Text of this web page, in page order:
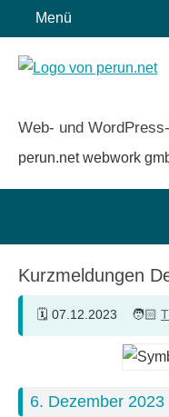
Inhalt
springen
Menü
Web- und
perun.net webwork
Kurzmeldungen
07.12.2023
6. Dezember 2023